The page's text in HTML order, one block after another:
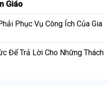
Giáo
Phục Vụ Công Ích Của Gia
Để Trả Lời Cho Những Thách